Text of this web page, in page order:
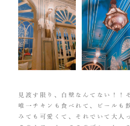
見渡す限り、白壁なんてない！！
唯一チキンも食べれて、ビールも
みても可愛くて、それでいて大人